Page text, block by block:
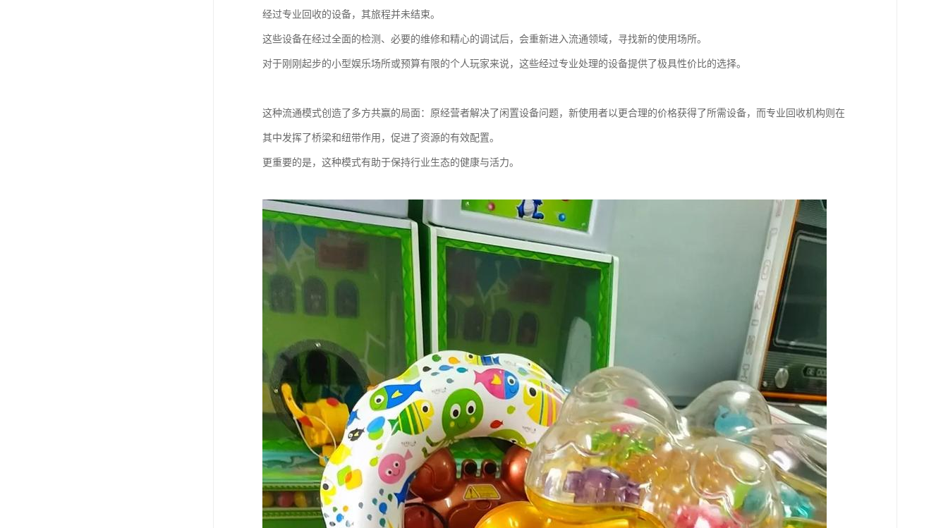
经过专业回收的设备，其旅程并未结束。
这些设备在经过全面的检测、必要的维修和精心的调试后，会重新进入流通领域，寻找新的使用场所。
对于刚刚起步的小型娱乐场所或预算有限的个人玩家来说，这些经过专业处理的设备提供了极具性价比的选择。
这种流通模式创造了多方共赢的局面：原经营者解决了闲置设备问题，新使用者以更合理的价格获得了所需设备，而专业回收机构则在
其中发挥了桥梁和纽带作用，促进了资源的有效配置。
更重要的是，这种模式有助于保持行业生态的健康与活力。